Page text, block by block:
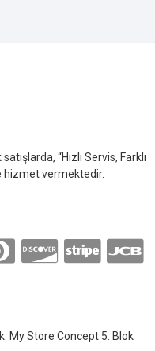
“Hızlı Servis, Farklı
hizmet vermektedir.
My Store Concept 5. Blok